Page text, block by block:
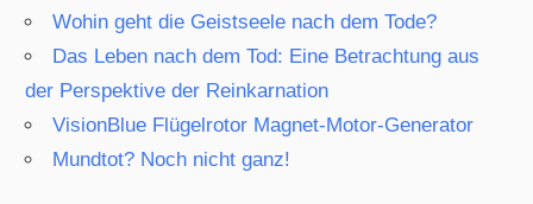
Wohin geht die Geistseele nach dem Tode?
Das Leben nach dem Tod: Eine Betrachtung aus
der Perspektive der Reinkarnation
VisionBlue Flügelrotor Magnet-Motor-Generator
Mundtot? Noch nicht ganz!